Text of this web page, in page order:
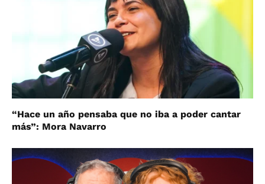
“Hace un año pensaba que no iba a poder cantar
más”: Mora Navarro